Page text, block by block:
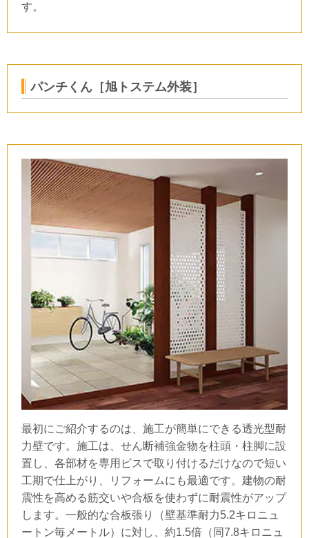
す。
パンチくん［旭トステム外装］
最初にご紹介するのは、施工が簡単にできる透光型耐
力壁です。施工は、せん断補強金物を柱頭・柱脚に設
置し、各部材を専用ビスで取り付けるだけなので短い
工期で仕上がり、リフォームにも最適です。建物の耐
震性を高める筋交いや合板を使わずに耐震性がアップ
します。一般的な合板張り（壁基準耐力5.2キロニュ
ートン毎メートル）に対し、約1.5倍（同7.8キロニュ